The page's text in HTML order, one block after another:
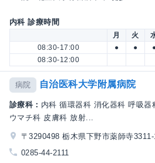
内科 診療時間
月 火
08:30-17:00
● ●
08:30-12:00
病院 自治医科大学附属病院
診療科： 内科 循環器科 消化器科 呼吸器
ウマチ科 皮膚科 放射...
〒3290498 栃木県下野市薬師寺3311-
0285-44-2111